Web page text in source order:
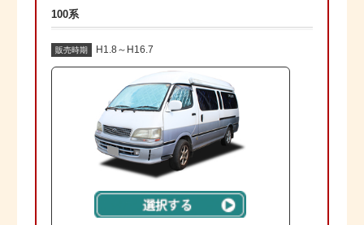
100系
販売時期 H1.8～H16.7